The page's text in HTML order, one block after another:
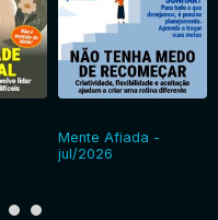
Mente Afiada -
jul/2026